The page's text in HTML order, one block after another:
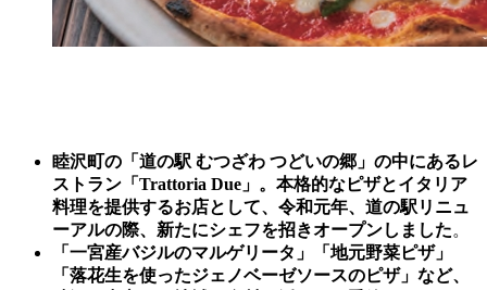
睦沢町の「道の駅 むつざわ つどいの郷」の中にあるレ
ストラン「Trattoria Due」。本格的なピザとイタリア
料理を提供するお店として、令和元年、道の駅リニュ
ーアルの際、新たにシェフを招きオープンしました。
「一宮産バジルのマルゲリータ」「地元野菜ピザ」
「落花生を使ったジェノベーゼソースのピザ」など、